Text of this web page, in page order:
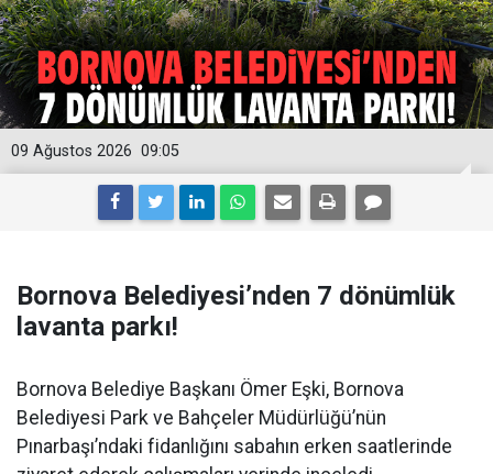
09:05
09 Ağustos 2026
Bornova Belediyesi’nden 7 dönümlük
lavanta parkı!
Bornova Belediye Başkanı Ömer Eşki, Bornova
Belediyesi Park ve Bahçeler Müdürlüğü’nün
Pınarbaşı’ndaki fidanlığını sabahın erken saatlerinde